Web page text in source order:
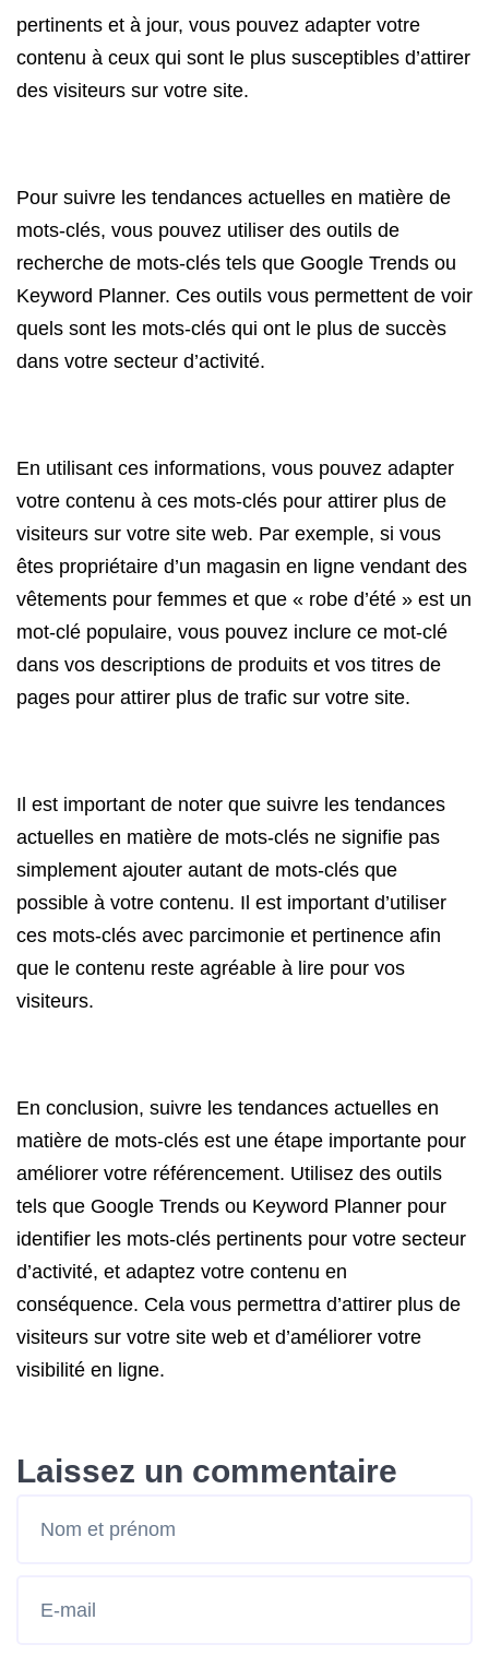
pertinents et à jour, vous pouvez adapter votre
contenu à ceux qui sont le plus susceptibles d’attirer
des visiteurs sur votre site.
Pour suivre les tendances actuelles en matière de
mots-clés, vous pouvez utiliser des outils de
recherche de mots-clés tels que Google Trends ou
Keyword Planner. Ces outils vous permettent de voir
quels sont les mots-clés qui ont le plus de succès
dans votre secteur d’activité.
En utilisant ces informations, vous pouvez adapter
votre contenu à ces mots-clés pour attirer plus de
visiteurs sur votre site web. Par exemple, si vous
êtes propriétaire d’un magasin en ligne vendant des
vêtements pour femmes et que « robe d’été » est un
mot-clé populaire, vous pouvez inclure ce mot-clé
dans vos descriptions de produits et vos titres de
pages pour attirer plus de trafic sur votre site.
Il est important de noter que suivre les tendances
actuelles en matière de mots-clés ne signifie pas
simplement ajouter autant de mots-clés que
possible à votre contenu. Il est important d’utiliser
ces mots-clés avec parcimonie et pertinence afin
que le contenu reste agréable à lire pour vos
visiteurs.
En conclusion, suivre les tendances actuelles en
matière de mots-clés est une étape importante pour
améliorer votre référencement. Utilisez des outils
tels que Google Trends ou Keyword Planner pour
identifier les mots-clés pertinents pour votre secteur
d’activité, et adaptez votre contenu en
conséquence. Cela vous permettra d’attirer plus de
visiteurs sur votre site web et d’améliorer votre
visibilité en ligne.
Laissez un commentaire